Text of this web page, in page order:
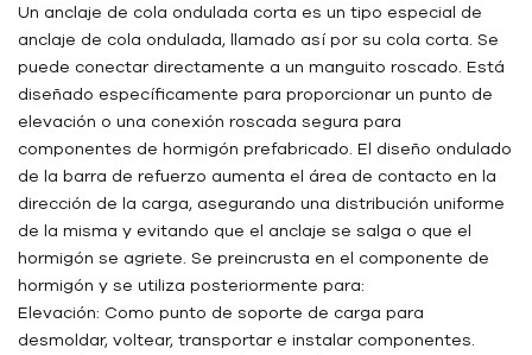
Un anclaje de cola ondulada corta es un tipo especial de
anclaje de cola ondulada, llamado así por su cola corta. Se
puede conectar directamente a un manguito roscado. Está
diseñado específicamente para proporcionar un punto de
elevación o una conexión roscada segura para
componentes de hormigón prefabricado. El diseño ondulado
de la barra de refuerzo aumenta el área de contacto en la
dirección de la carga, asegurando una distribución uniforme
de la misma y evitando que el anclaje se salga o que el
hormigón se agriete. Se preincrusta en el componente de
hormigón y se utiliza posteriormente para:
Elevación: Como punto de soporte de carga para
desmoldar, voltear, transportar e instalar componentes.